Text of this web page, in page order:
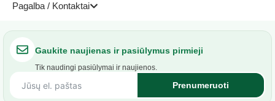
Pagalba / Kontaktai
Gaukite naujienas ir pasiūlymus pirmieji
Tik naudingi pasiūlymai ir naujienos.
Prenumeruoti